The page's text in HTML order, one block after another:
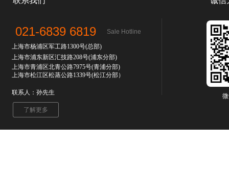
021-6839 6819
上海市杨浦区军工路1300号(总部)
上海市浦东新区汇技路208号(浦东分部)
上海市青浦区北青公路7975号(青浦分部)
上海市松江区松蒸公路1339号(松江分部）
联系人：孙先生
Sale Hotline
了解更多